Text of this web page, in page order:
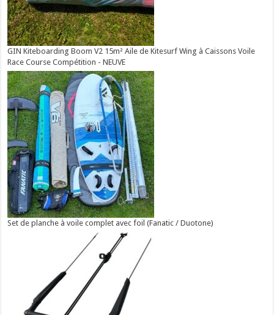
GIN Kiteboarding Boom V2 15m² Aile de Kitesurf Wing à Caissons Voile
Race Course Compétition - NEUVE
Set de planche à voile complet avec foil (Fanatic / Duotone)